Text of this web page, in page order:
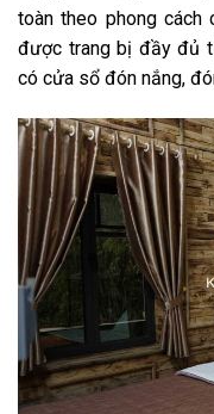
toàn theo phong cách
được trang bị đầy đủ
có cửa sổ đón nắng,